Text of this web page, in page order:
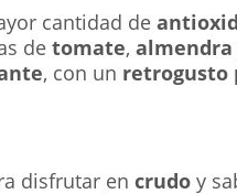
cantidad de
de tomate, almendra
, con un retrogusto
disfrutar en crudoy